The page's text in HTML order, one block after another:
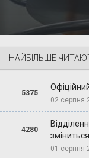
НАЙБІЛЬШЕ
5375
02 серпня
4280
01 серпня